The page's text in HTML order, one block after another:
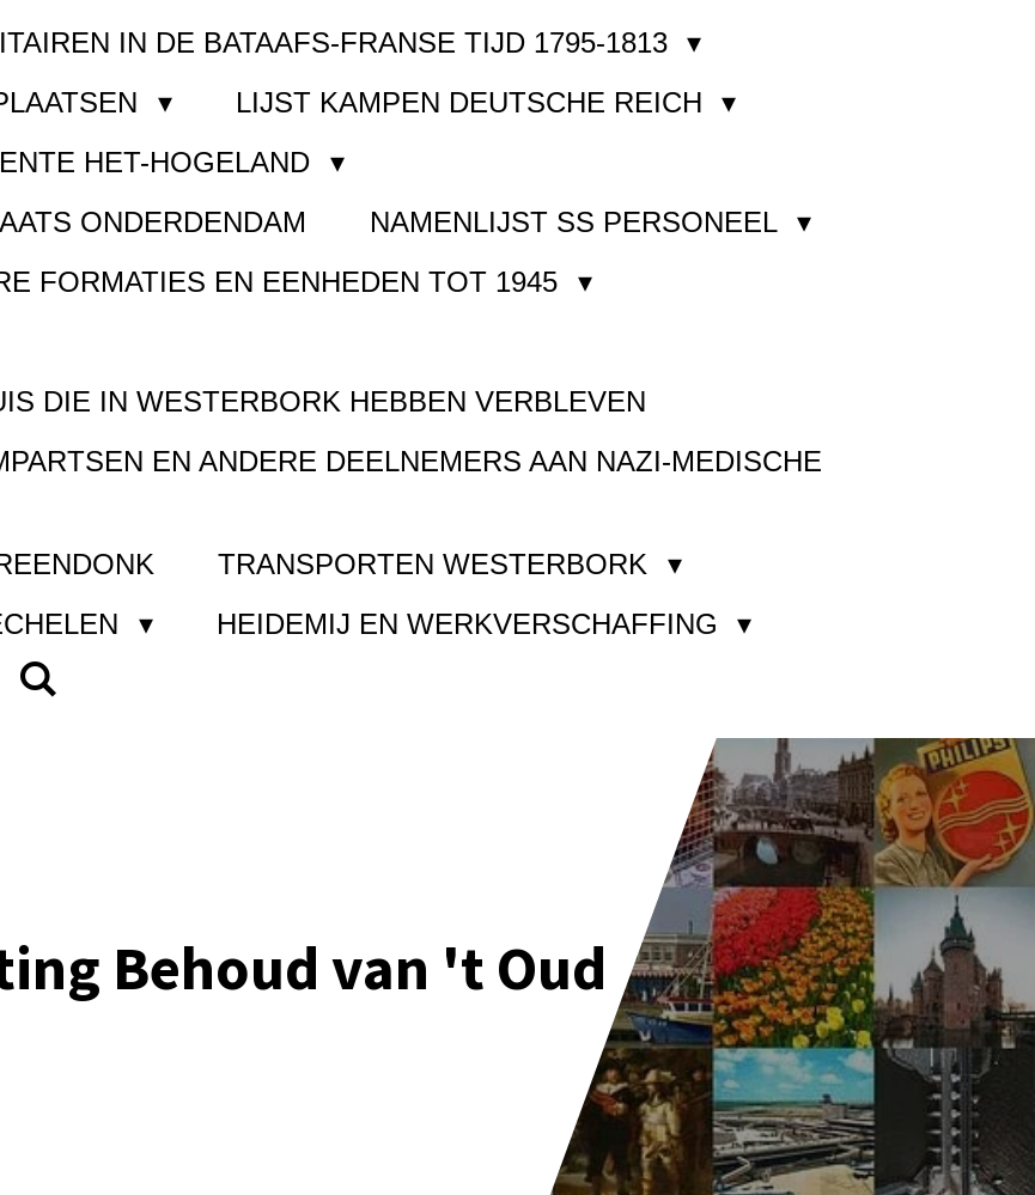
IN DE BATAAFS-FRANSE TIJD 1795-1813
LIJST KAMPEN DEUTSCHE REICH
HET-HOGELAND
ONDERDENDAM
NAMENLIJST SS PERSONEEL
FORMATIES EN EENHEDEN TOT 1945
DIE IN WESTERBORK HEBBEN VERBLEVEN
EN ANDERE DEELNEMERS AAN NAZI-MEDISCHE
TRANSPORTEN WESTERBORK
HEIDEMIJ EN WERKVERSCHAFFING
Behoud van 't Oud